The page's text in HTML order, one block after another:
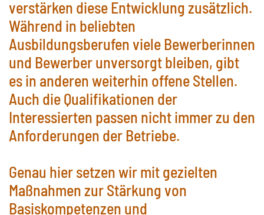
verstärken diese Entwicklung zusätzlich.
Während in beliebten
Ausbildungsberufen viele Bewerberinnen
und Bewerber unversorgt bleiben, gibt
es in anderen weiterhin offene Stellen.
Auch die Qualifikationen der
Interessierten passen nicht immer zu den
Anforderungen der Betriebe.
Genau hier setzen wir mit gezielten
Maßnahmen zur Stärkung von
Basiskompetenzen und